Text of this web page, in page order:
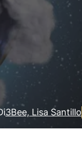
3Bee, Lisa Santillo